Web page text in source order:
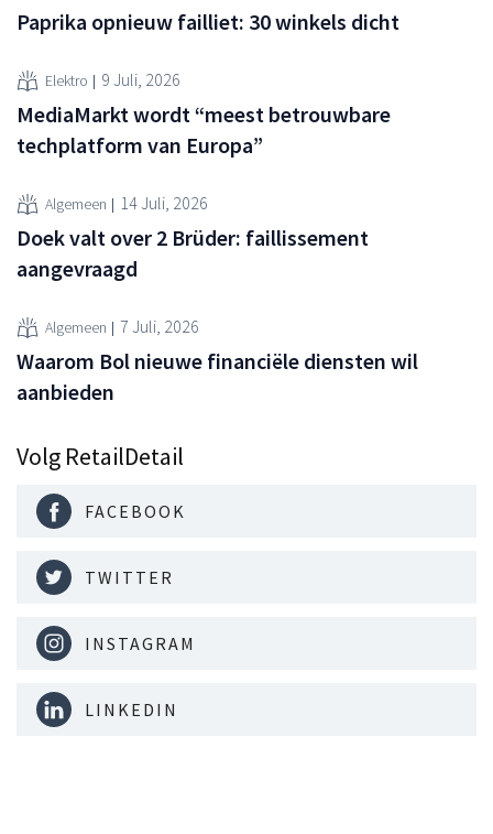
Paprika opnieuw failliet: 30 winkels dicht
Elektro 9 Juli, 2026
MediaMarkt wordt “meest betrouwbare
techplatform van Europa”
Algemeen 14 Juli, 2026
Doek valt over 2 Brüder: faillissement
aangevraagd
Algemeen 7 Juli, 2026
Waarom Bol nieuwe financiële diensten wil
aanbieden
Volg RetailDetail
FACEBOOK
TWITTER
INSTAGRAM
LINKEDIN